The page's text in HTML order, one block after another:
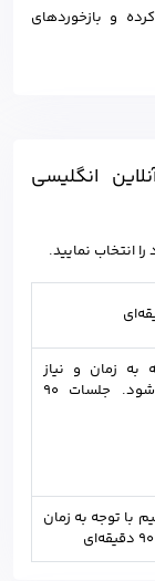
و بازخوردهای
انگلیسی
انتخاب نمایید.
به زمان و نیاز
زبان‌آموز مشخص می‌شود. جلسات 90
با توجه به زمان